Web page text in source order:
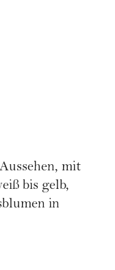
mit
bis gelb,
in